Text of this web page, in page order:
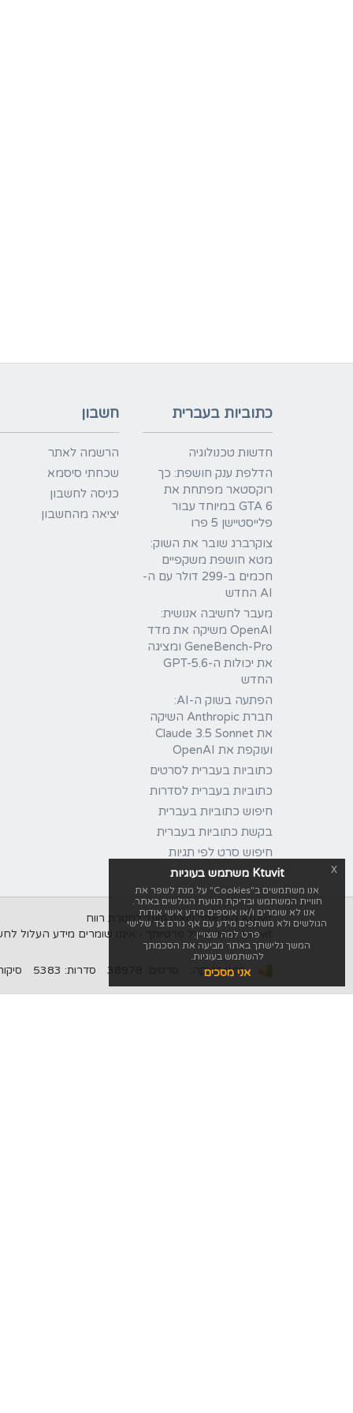
כתוביות בעברית
חדשות טכנולוגיה
הדלפת ענק חושפת: כך
רוקסטאר מפתחת את
GTA 6 במיוחד עבור
פלייסטיישן 5 פרו
צוקרברג שובר את השוק:
מטא חושפת משקפיים
חכמים ב-299 דולר עם ה-
AI החדש
מעבר לחשיבה אנושית:
OpenAI משיקה את מדד
GeneBench-Pro ומציגה
את יכולות ה-GPT-5.6
החדש
הפתעה בשוק ה-AI:
חברת Anthropic השיקה
את Claude 3.5 Sonnet
ועוקפת את OpenAI
כתוביות בעברית לסרטים
כתוביות בעברית לסדרות
חיפוש כתוביות בעברית
בקשת כתוביות בעברית
חיפוש סרט לפי תגיות
חשבון
הרשמה לאתר
שכחתי סיסמא
כניסה לחשבון
יציאה מהחשבון
Ktuvit הינו אתר שאינו פועל למטרת רווח
Ktuvit שומרים על פרטיותך - איננו שומרים מידע העלול לחשוף את זהותך, לעולם לא נשתף מידע אישי עם אף גורם צד שלישי.
סטטיסטיקה: סדרות: 5383
Ktuvit משתמש בעוגיות
אנו משתמשים ב"Cookies" על מנת לשפר את
חוויית המשתמש ובדיקת תנועת הגולשים באתר.
אנו לא שומרים ו/או אוספים מידע אישי אודות
הגולשים ולא משתפים מידע עם אף גורם צד שלישי
פרט למה שצויין.
המשך גלישתך באתר מביעה את הסכמתך
להשתמש בעוגיות.
אני מסכים
x